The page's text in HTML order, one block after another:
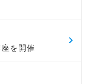
を開催